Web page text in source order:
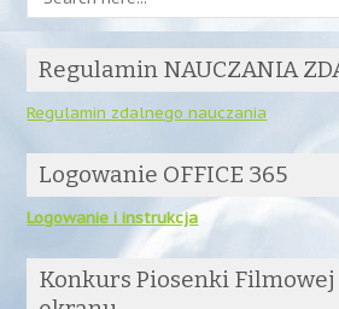
Regulamin NAUCZANIA
Regulamin zdalnego nauczania
Logowanie OFFICE 365
Logowanie i instrukcja
Konkurs Piosenki Filmowej